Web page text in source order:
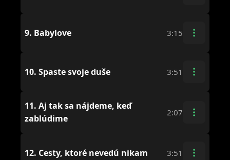
9. Babylove 3:15
10. Spaste svoje duše 3:51
11. Aj tak sa nájdeme, keď
zablúdime
2:07
12. Cesty, ktoré nevedú nikam 3:51